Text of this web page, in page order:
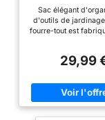
Inoxydable à
intensif avec
Bois
Femmes et Les
Vert
Sac élégant
d'outils de
fourre-tout est
unique. Très grand
inoxydable durable -
en acier inoxydable
peuvent résister
29,99